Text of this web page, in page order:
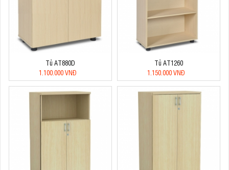
Tủ AT880D
1.100.000 VNĐ
Tủ AT1260
1.150.000 VNĐ